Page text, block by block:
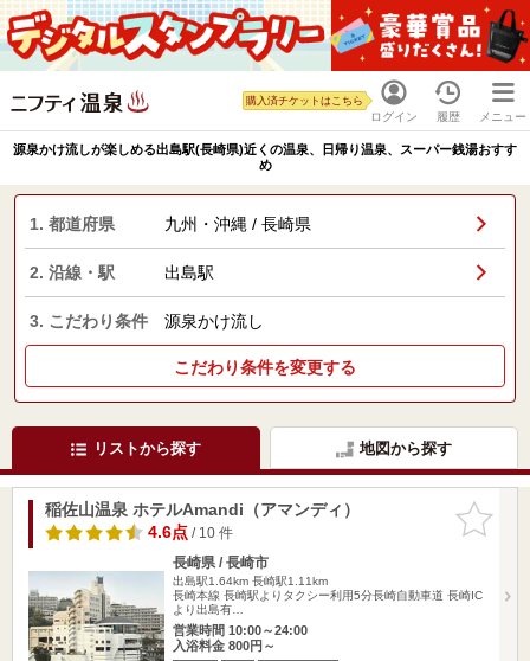
ログイン
購入済チケットはこちら
履歴 メニュー
源泉かけ流しが楽しめる出島駅(長崎県)近くの温泉、日帰り温泉、スーパー銭湯おすす
め
1. 都道府県 九州・沖縄 / 長崎県
2. 沿線・駅 出島駅
3. こだわり条件 源泉かけ流し
こだわり条件を変更する
リストから探す 地図から探す
お気に入
りに追加
稲佐山温泉 ホテルAmandi（アマンディ）
4.6点/ 10 件
長崎県 / 長崎市
出島駅1.64km 長崎駅1.11km
長崎本線 長崎駅よりタクシー利用5分長崎自動車道 長崎IC
より出島有…
営業時間 10:00～24:00
入浴料金 800円～